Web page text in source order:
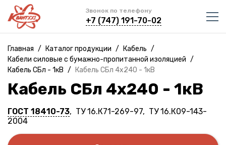
Звонок по телефону
+7 (747) 191-70-02
Главная / Каталог продукции / Кабель /
Кабели силовые с бумажно-пропитанной изоляцией /
Кабель СБл - 1кВ / Кабель СБл 4х240 - 1кВ
Кабель СБл 4х240 - 1кВ
ГОСТ 18410-73, ТУ 16.К71-269-97, ТУ 16.К09-143-
2004